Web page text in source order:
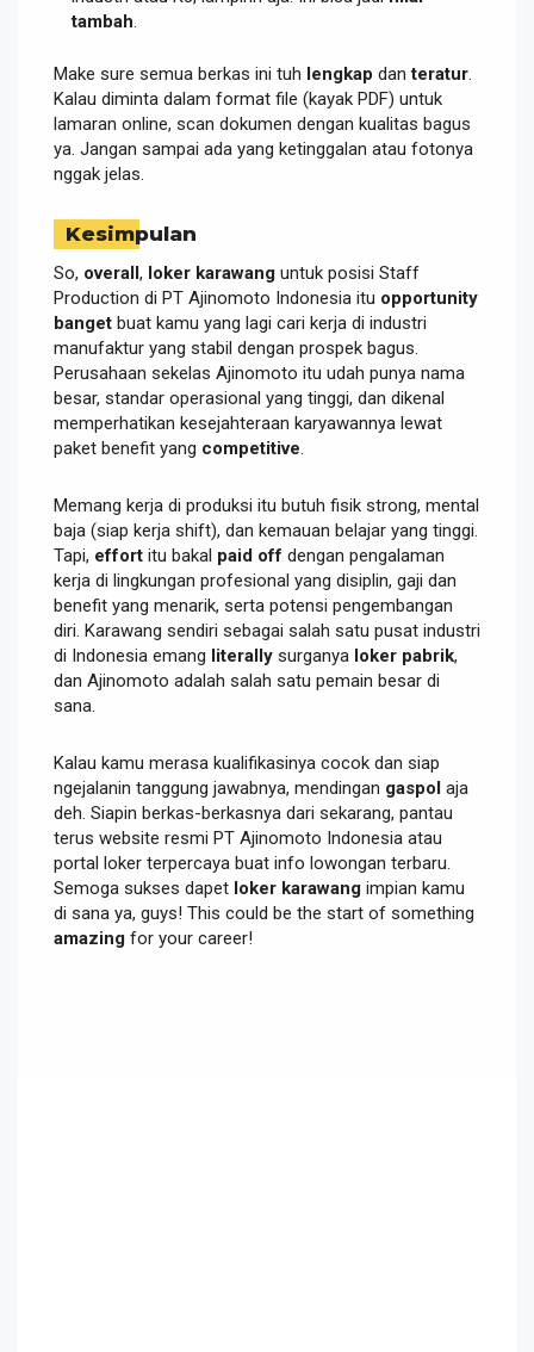
tambah.
Make sure semua berkas ini tuh lengkap danteratur
Kalau diminta dalam format file (kayak PDF) untuk
lamaran online, scan dokumen dengan kualitas bagus
ya. Jangan sampai ada yang ketinggalan atau fotonya
nggak jelas.
Kesimpulan
So, overall, loker karawang untuk posisi Staff
Production di PT Ajinomoto Indonesia itu opportunity
banget buat kamu yang lagi cari kerja di industri
manufaktur yang stabil dengan prospek bagus.
Perusahaan sekelas Ajinomoto itu udah punya nama
besar, standar operasional yang tinggi, dan dikenal
memperhatikan kesejahteraan karyawannya lewat
paket benefit yang competitive
Memang kerja di produksi itu butuh fisik strong, mental
baja (siap kerja shift), dan kemauan belajar yang tinggi.
Tapi, effort itu bakal paid off dengan pengalaman
kerja di lingkungan profesional yang disiplin, gaji dan
benefit yang menarik, serta potensi pengembangan
diri. Karawang sendiri sebagai salah satu pusat industri
di Indonesia emang literally surganya loker pabrik,
dan Ajinomoto adalah salah satu pemain besar di
sana.
Kalau kamu merasa kualifikasinya cocok dan siap
ngejalanin tanggung jawabnya, mendingan gaspol aja
deh. Siapin berkas-berkasnya dari sekarang, pantau
terus website resmi PT Ajinomoto Indonesia atau
portal loker terpercaya buat info lowongan terbaru.
Semoga sukses dapet loker karawang impian kamu
di sana ya, guys! This could be the start of something
amazing for your career!